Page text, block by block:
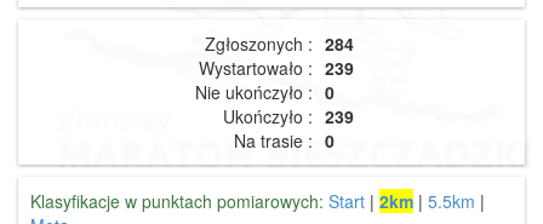
Zgłoszonych : 284
Wystartowało : 239
Nie ukończyło : 0
Ukończyło : 239
Na trasie : 0
Klasyfikacje w punktach pomiarowych: Start | 2km | 5.5km |